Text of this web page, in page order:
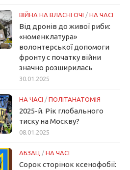
ВІЙНА НА ВЛАСНІ ОЧІ / НА ЧАСІ
Від дронів до живої риби:
«номенклатура»
волонтерської допомоги
фронту с початку війни
значно розширилась
30.01.2025
НА ЧАСІ / ПОЛІТАНАТОМІЯ
2025-й. Рік глобального
тиску на Москву?
08.01.2025
АБЗАЦ / НА ЧАСІ
Сорок сторінок ксенофобії: